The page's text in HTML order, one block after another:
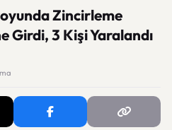
Zincirleme
Girdi, 3 Kişi Yaralandı